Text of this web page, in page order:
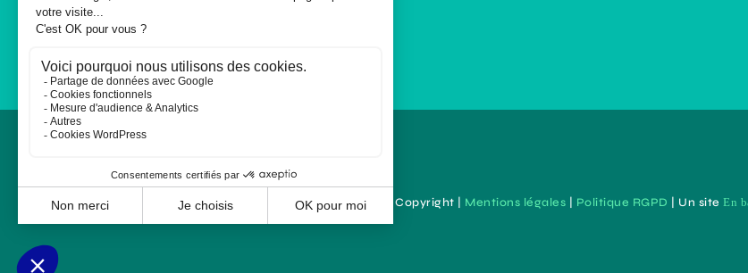
© Copyright | Mentions légales Politique RGPD | Un site En